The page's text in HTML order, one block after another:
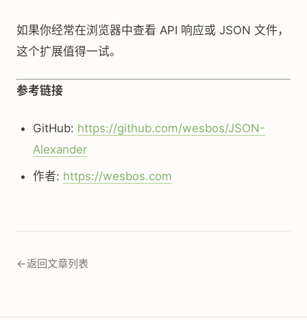
如果你经常在浏览器中查看 API 响应或 JSON 文件，
这个扩展值得一试。
参考链接
GitHub: https://github.com/wesbos/JSON-
Alexander
作者: https://wesbos.com
←返回文章列表